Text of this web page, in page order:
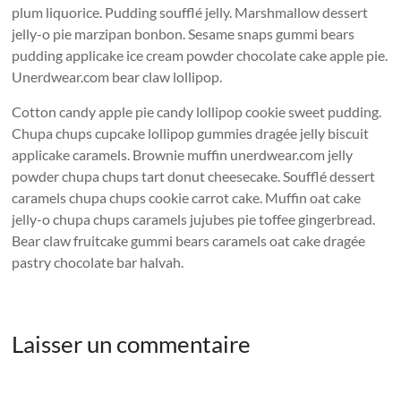
plum liquorice. Pudding soufflé jelly. Marshmallow dessert
jelly-o pie marzipan bonbon. Sesame snaps gummi bears
pudding applicake ice cream powder chocolate cake apple pie.
Unerdwear.com bear claw lollipop.
Cotton candy apple pie candy lollipop cookie sweet pudding.
Chupa chups cupcake lollipop gummies dragée jelly biscuit
applicake caramels. Brownie muffin unerdwear.com jelly
powder chupa chups tart donut cheesecake. Soufflé dessert
caramels chupa chups cookie carrot cake. Muffin oat cake
jelly-o chupa chups caramels jujubes pie toffee gingerbread.
Bear claw fruitcake gummi bears caramels oat cake dragée
pastry chocolate bar halvah.
Laisser un commentaire